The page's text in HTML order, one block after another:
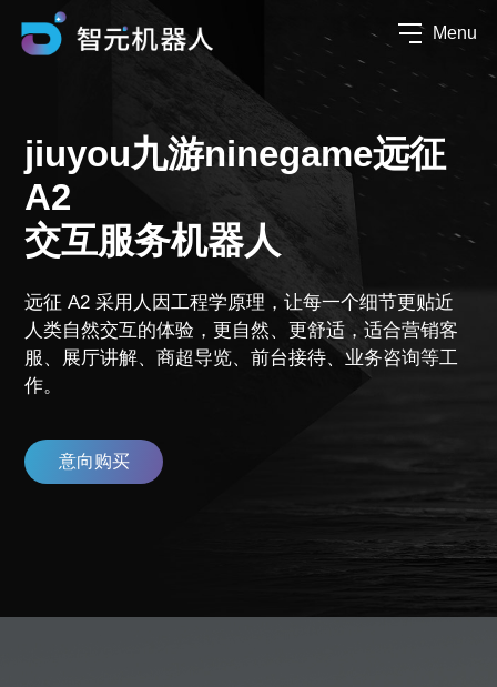
Menu
jiuyou九游ninegame远征
A2
交互服务机器人
远征 A2 采用人因工程学原理，让每一个细节更贴近
人类自然交互的体验，更自然、更舒适，适合营销客
服、展厅讲解、商超导览、前台接待、业务咨询等工
作。
意向购买